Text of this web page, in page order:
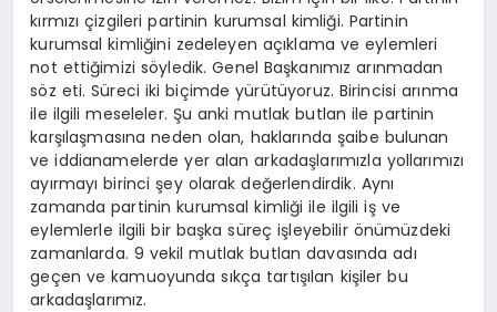
kırmızı çizgileri partinin kurumsal kimliği. Partinin
kurumsal kimliğini zedeleyen açıklama ve eylemleri
not ettiğimizi söyledik. Genel Başkanımız arınmadan
söz eti. Süreci iki biçimde yürütüyoruz. Birincisi arınma
ile ilgili meseleler. Şu anki mutlak butlan ile partinin
karşılaşmasına neden olan, haklarında şaibe bulunan
ve iddianamelerde yer alan arkadaşlarımızla yollarımızı
ayırmayı birinci şey olarak değerlendirdik. Aynı
zamanda partinin kurumsal kimliği ile ilgili iş ve
eylemlerle ilgili bir başka süreç işleyebilir önümüzdeki
zamanlarda. 9 vekil mutlak butlan davasında adı
geçen ve kamuoyunda sıkça tartışılan kişiler bu
arkadaşlarımız.